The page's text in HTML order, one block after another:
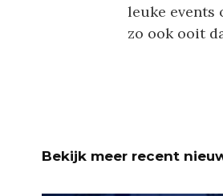
leuke events
zo ook ooit
Bekijk meer recent